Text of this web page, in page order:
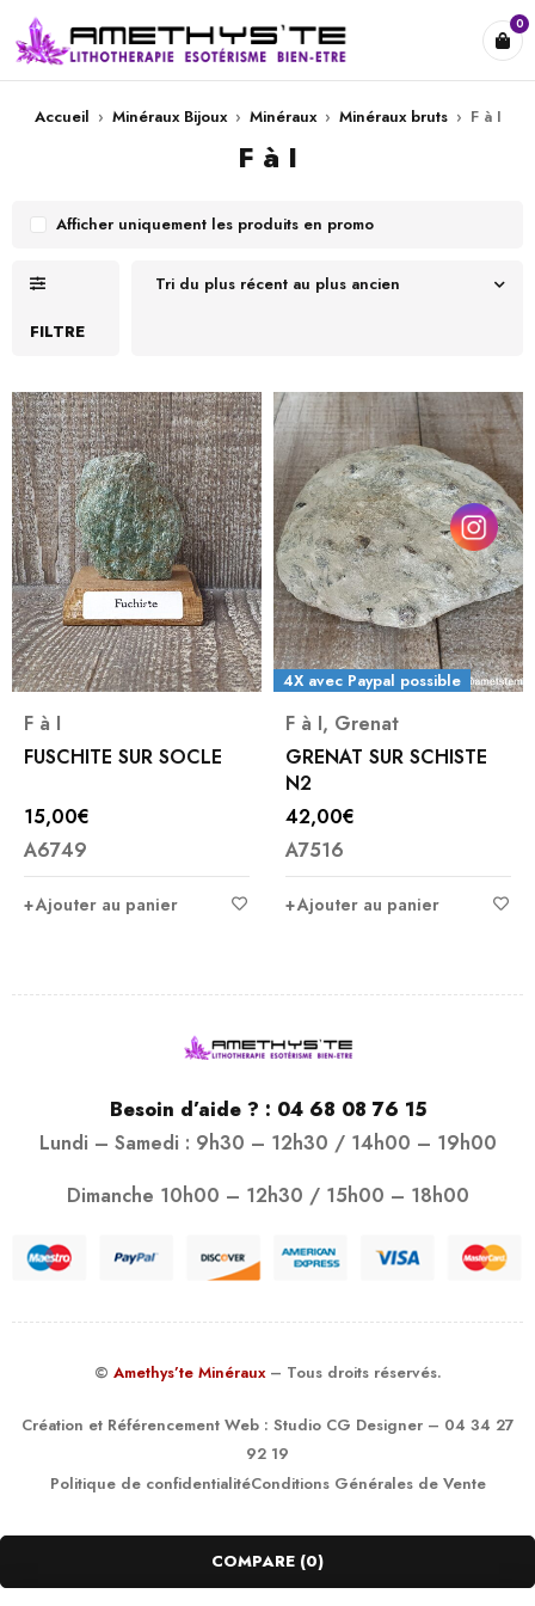
0
Accueil › Minéraux Bijoux › Minéraux › Minéraux bruts › F à I
F à I
FILTRE
Tri du plus récent au plus ancien
Afficher uniquement les produits en promo
F à I
FUSCHITE SUR SOCLE
15,00€
A6749
Ajouter au panier
4X avec Paypal possible
F à I, Grenat
GRENAT SUR SCHISTE
N2
42,00€
A7516
Ajouter au panier
Besoin d’aide ? : 04 68 08 76 15
Lundi – Samedi : 9h30 – 12h30 / 14h00 – 19h00
Dimanche 10h00 – 12h30 / 15h00 – 18h00
© Amethys’te Minéraux – Tous droits réservés.
Création et Référencement Web : Studio CG Designer– 04 34 27
92 19
Politique de confidentialitéConditions Générales de Vente
COMPARE (0)